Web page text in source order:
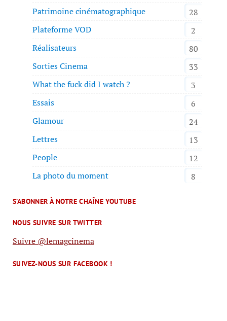
Patrimoine cinématographique
28
Plateforme VOD
2
Réalisateurs
80
Sorties Cinema
33
What the fuck did I watch ?
3
Essais
6
Glamour
24
Lettres
13
People
12
La photo du moment
8
S’ABONNER À NOTRE CHAÎNE YOUTUBE
NOUS SUIVRE SUR TWITTER
Suivre @lemagcinema
SUIVEZ-NOUS SUR FACEBOOK !